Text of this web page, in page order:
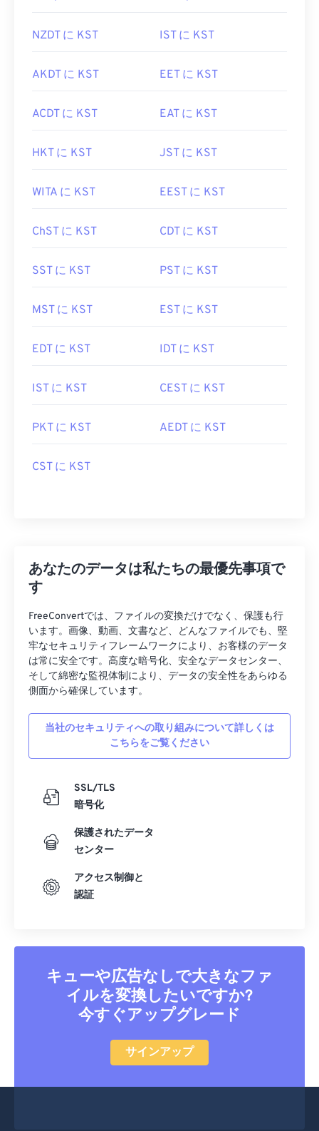
NZDT に KST IST に KST
AKDT に KST EET に KST
ACDT に KST EAT に KST
HKT に KST JST に KST
WITA に KST EEST に KST
ChST に KST CDT に KST
SST に KST PST に KST
MST に KST EST に KST
EDT に KST IDT に KST
IST に KST CEST に KST
PKT に KST AEDT に KST
CST に KST
あなたのデータは私たちの最優先事項で
す
FreeConvertでは、ファイルの変換だけでなく、保護も行
います。画像、動画、文書など、どんなファイルでも、堅
牢なセキュリティフレームワークにより、お客様のデータ
は常に安全です。高度な暗号化、安全なデータセンター、
そして綿密な監視体制により、データの安全性をあらゆる
側面から確保しています。
当社のセキュリティへの取り組みについて詳しくは
こちらをご覧ください
SSL/TLS
暗号化
保護されたデータ
センター
アクセス制御と
認証
キューや広告なしで大きなファ
イルを変換したいですか?
今すぐアップグレード
サインアップ